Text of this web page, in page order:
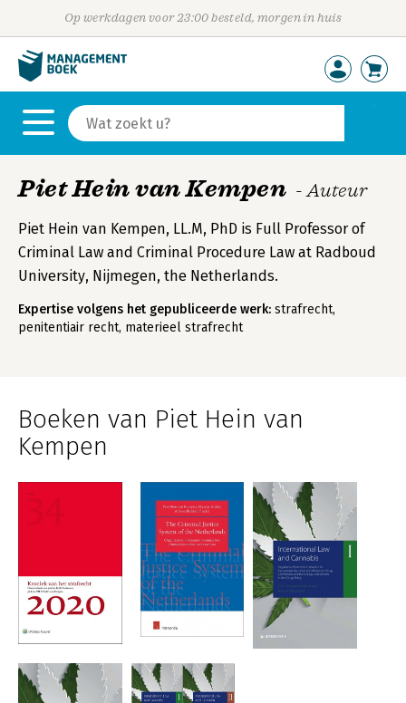
Op werkdagen voor 23:00 besteld, morgen in huis
Piet Hein van Kempen - Auteur
Piet Hein van Kempen, LL.M, PhD is Full Professor of
Criminal Law and Criminal Procedure Law at Radboud
University, Nijmegen, the Netherlands.
Expertise volgens het gepubliceerde werk: strafrecht,
penitentiair recht, materieel strafrecht
Boeken van Piet Hein van
Kempen